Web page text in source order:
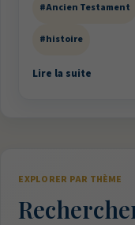
#Ancien Testament
#histoire
Lire la suite
EXPLORER PAR THÈME